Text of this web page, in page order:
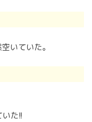
いていた。
た!!